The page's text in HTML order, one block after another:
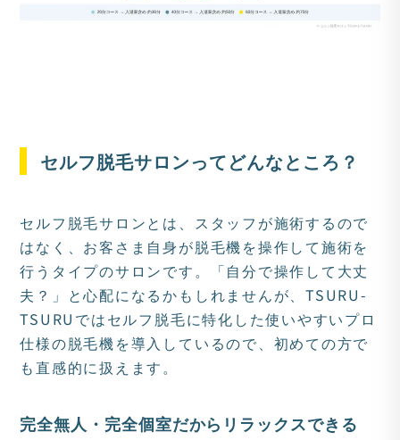
セルフ脱毛サロンってどんなところ？
セルフ脱毛サロンとは、スタッフが施術するので
はなく、お客さま自身が脱毛機を操作して施術を
行うタイプのサロンです。「自分で操作して大丈
夫？」と心配になるかもしれませんが、TSURU-
TSURUではセルフ脱毛に特化した使いやすいプロ
仕様の脱毛機を導入しているので、初めての方で
も直感的に扱えます。
完全無人・完全個室だからリラックスできる